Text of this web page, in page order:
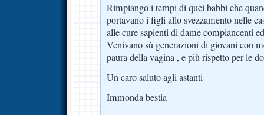
Rimpiango i tempi di quei babbi che
portavano i figli allo svezzamento nelle
alle cure sapienti di dame compiancenti
Venivano sù generazioni di giovani con
paura della vagina , e più rispetto per le
Un caro saluto agli astanti
Immonda bestia